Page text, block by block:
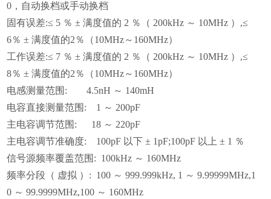
0，自动换档或手动换档
固有误差:≤ 5 ％ ± 满度值的 2 ％（ 200kHz ～ 10MHz ）,≤
6％ ± 满度值的2％（10MHz～160MHz）
工作误差:≤ 7 ％ ± 满度值的 2 ％（ 200kHz ～ 10MHz ）,≤
8％ ± 满度值的2％（10MHz～160MHz）
电感测量范围: 4.5nH ～ 140mH
电容直接测量范围: 1 ～ 200pF
主电容调节范围: 18 ～ 220pF
主电容调节准确度: 100pF 以下 ± 1pF;100pF 以上 ± 1 ％
信号源频率覆盖范围: 100kHz ～ 160MHz
频率分段（ 虚拟 ）: 100 ～ 999.999kHz, 1 ～ 9.99999MHz,1
0 ～ 99.9999MHz,100 ～ 160MHz